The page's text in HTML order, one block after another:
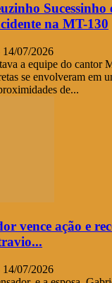
Sucessinho
na MT-130
14/07/2026
a equipe do cantor
se envolveram em
de...
vence ação e
14/07/2026